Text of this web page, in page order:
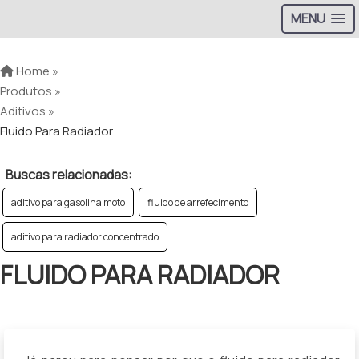
MENU
Home »
Produtos »
Aditivos »
Fluido Para Radiador
Buscas relacionadas:
aditivo para gasolina moto fluido de arrefecimento
aditivo para radiador concentrado
FLUIDO PARA RADIADOR